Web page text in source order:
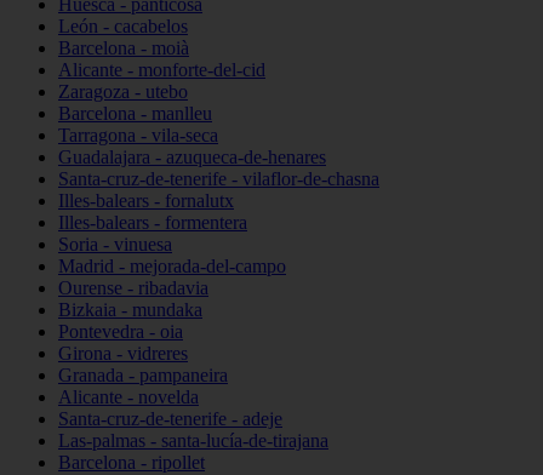
Huesca - panticosa
León - cacabelos
Barcelona - moià
Alicante - monforte-del-cid
Zaragoza - utebo
Barcelona - manlleu
Tarragona - vila-seca
Guadalajara - azuqueca-de-henares
Santa-cruz-de-tenerife - vilaflor-de-chasna
Illes-balears - fornalutx
Illes-balears - formentera
Soria - vinuesa
Madrid - mejorada-del-campo
Ourense - ribadavia
Bizkaia - mundaka
Pontevedra - oia
Girona - vidreres
Granada - pampaneira
Alicante - novelda
Santa-cruz-de-tenerife - adeje
Las-palmas - santa-lucía-de-tirajana
Barcelona - ripollet